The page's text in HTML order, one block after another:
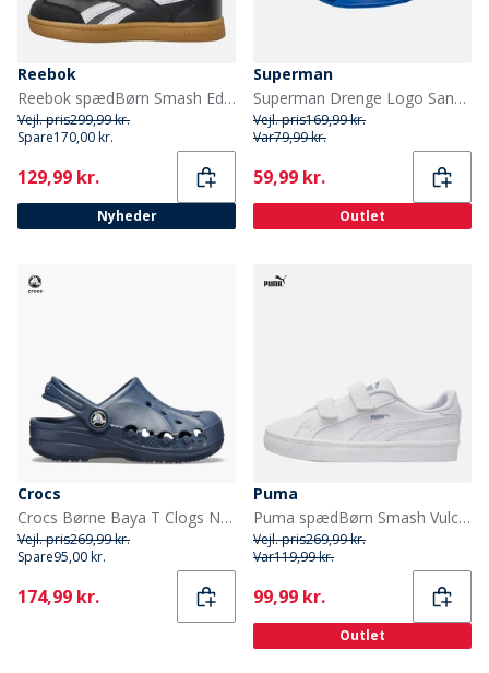
Reebok
Reebok spædBørn Smash Edge Velcro Træningssko Sort/Hvid/Gum
Vejl. pris299,99 kr.
Spare170,00 kr.
Current
129,99 kr.
Nyheder
Superman
Superman Drenge Logo Sandaler Blå/Multi
Vejl. pris169,99 kr.
Var79,99 kr.
Current
59,99 kr.
Outlet
Crocs
Crocs Børne Baya T Clogs Navy
Vejl. pris269,99 kr.
Spare95,00 kr.
Current
174,99 kr.
Puma
Puma spædBørn Smash Vulc Træningssko Hvid/Quarry
Vejl. pris269,99 kr.
Var119,99 kr.
Current
99,99 kr.
Outlet